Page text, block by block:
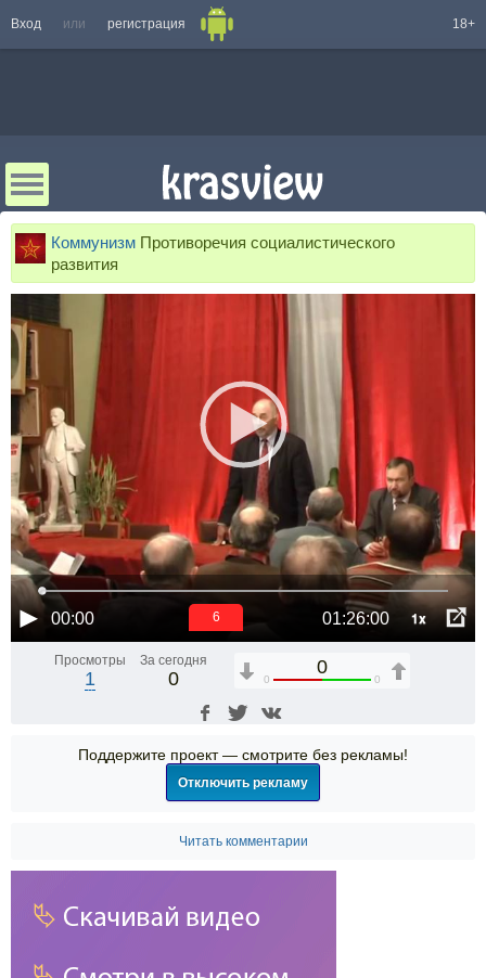
Вход или регистрация 18+
Коммунизм Противоречия социалистического
развития
00:00 01:26:00 1x
6
Просмотры
1
За сегодня
0
0
0 0
Поддержите проект — смотрите без рекламы!
Отключить рекламу
Читать комментарии